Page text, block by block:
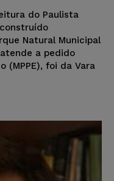
do Paulista
Natural Municipal
a pedido
(MPPE), foi da Vara